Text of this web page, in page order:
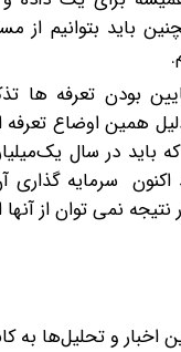
باید بتوانیم از
بودن تعرفه ها
همین اوضاع
نمی توان از آنها
اخبار و تحلیل‌ها به